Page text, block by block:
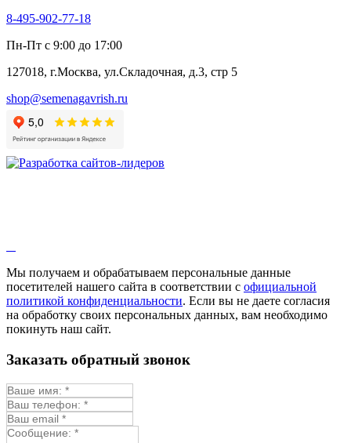
8-495-902-77-18
Пн-Пт с 9:00 до 17:00
127018, г.Москва, ул.Складочная, д.3, стр 5
shop@semenagavrish.ru
Мы получаем и обрабатываем персональные данные
посетителей нашего сайта в соответствии с официальной
политикой конфиденциальности. Если вы не даете согласия
на обработку своих персональных данных, вам необходимо
покинуть наш сайт.
Заказать обратный звонок